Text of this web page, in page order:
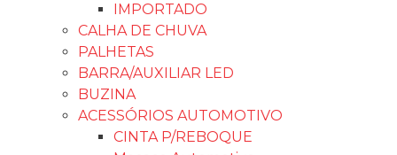
IMPORTADO
CALHA DE CHUVA
PALHETAS
BARRA/AUXILIAR LED
BUZINA
ACESSÓRIOS AUTOMOTIVO
CINTA P/REBOQUE